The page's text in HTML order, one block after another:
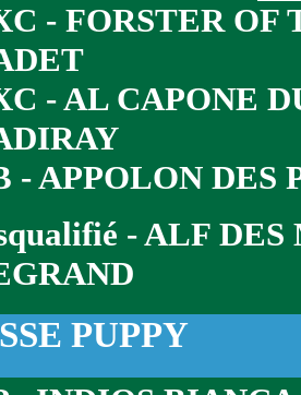
- FORSTER OF
- AL CAPONE
- APPOLON DES
- ALF
PUPPY